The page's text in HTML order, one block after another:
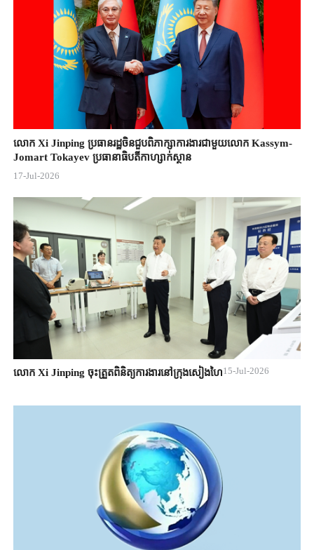
លោក Xi Jinping ប្រធានរដ្ឋចិន​ជួបពិភាក្សា​ការងារជាមួយ​លោក Kassym-
Jomart ​Tokayev ​ប្រធានាធិបតី​កាហ្សាក់ស្ថាន​
17-Jul-2026
លោក Xi Jinping ចុះត្រួតពិនិត្យការងារនៅក្រុងសៀងហៃ15-Jul-2026